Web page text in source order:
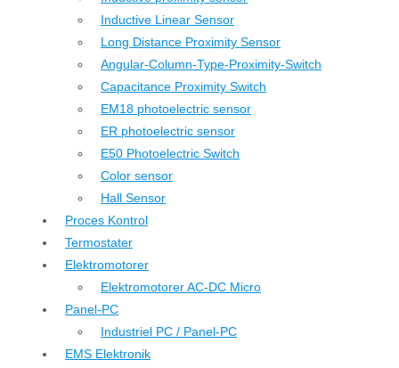
Inductive Linear Sensor
Long Distance Proximity Sensor
Angular-Column-Type-Proximity-Switch
Capacitance Proximity Switch
EM18 photoelectric sensor
ER photoelectric sensor
E50 Photoelectric Switch
Color sensor
Hall Sensor
Proces Kontrol
Termostater
Elektromotorer
Elektromotorer AC-DC Micro
Panel-PC
Industriel PC / Panel-PC
EMS Elektronik